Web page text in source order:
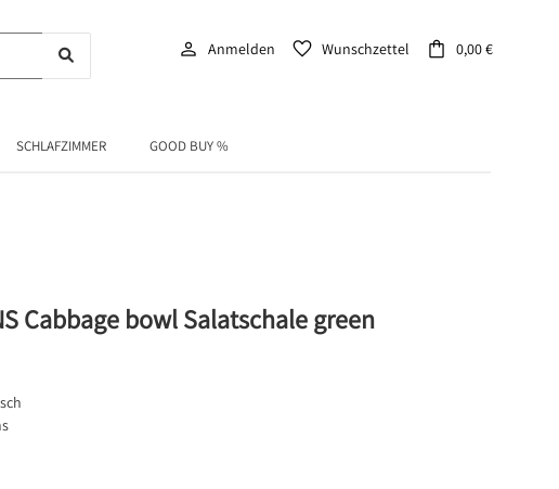
person Anmelden favorite Wunschzettel shopping_bag 0,00 €
SCHLAFZIMMER GOOD BUY %
Cabbage bowl Salatschale green